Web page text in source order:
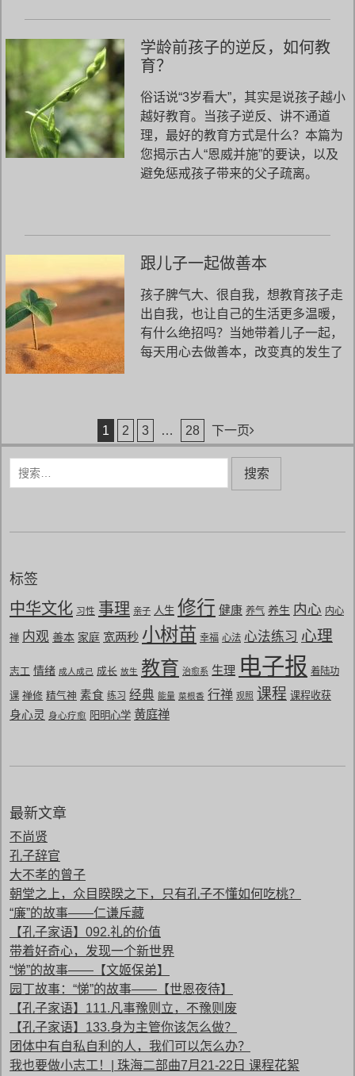
学龄前孩子的逆反，如何教
育？
俗话说“3岁看大”，其实是说孩子越小
越好教育。当孩子逆反、讲不通道
理，最好的教育方式是什么？本篇为
您揭示古人“恩威并施”的要诀，以及
避免惩戒孩子带来的父子疏离。
跟儿子一起做善本
孩子脾气大、很自我，想教育孩子走
出自我，也让自己的生活更多温暖，
有什么绝招吗？当她带着儿子一起，
每天用心去做善本，改变真的发生了
1 2 3 … 28 下一页
搜
索
标签
中华文化 习性 事理 亲子 人生 修行 健康 养气 养生 内心 内心
禅 内观 善本 家庭 宽两秒 小树苗 幸福 心法 心法练习 心理
志工 情绪 成人成己 成长 放生 教育 治愈系 生理 电子报 着陆功
课 禅修 精气神 素食 练习 经典 能量 菜根香 行禅 观照 课程 课程收获
身心灵 身心疗愈 阳明心学 黄庭禅
最新文章
不尚贤
孔子辞官
大不孝的曾子
朝堂之上，众目睽睽之下，只有孔子不懂如何吃桃？
“廉”的故事——仁谦斥藏
【孔子家语】092.礼的价值
带着好奇心，发现一个新世界
“悌”的故事——【文姬保弟】
园丁故事：“悌”的故事——【世恩夜待】
【孔子家语】111.凡事豫则立，不豫则废
【孔子家语】133.身为主管你该怎么做？
团体中有自私自利的人，我们可以怎么办？
我也要做小志工！| 珠海二部曲7月21-22日 课程花絮